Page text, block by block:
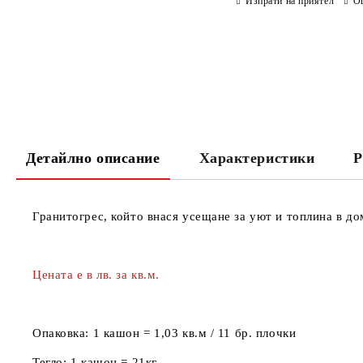
Детайлно описание Характеристики
Гранитогрес, който внася усещане за уют и топлина в
Цената е в лв. за кв.м.
Опаковка: 1 кашон = 1,03 кв.м / 11 бр. плочки